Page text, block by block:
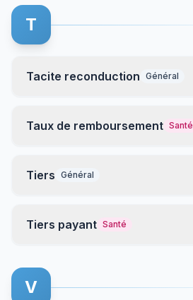
T
Tacite reconduction Général
Taux de remboursement Santé
Tiers Général
Tiers payant Santé
V